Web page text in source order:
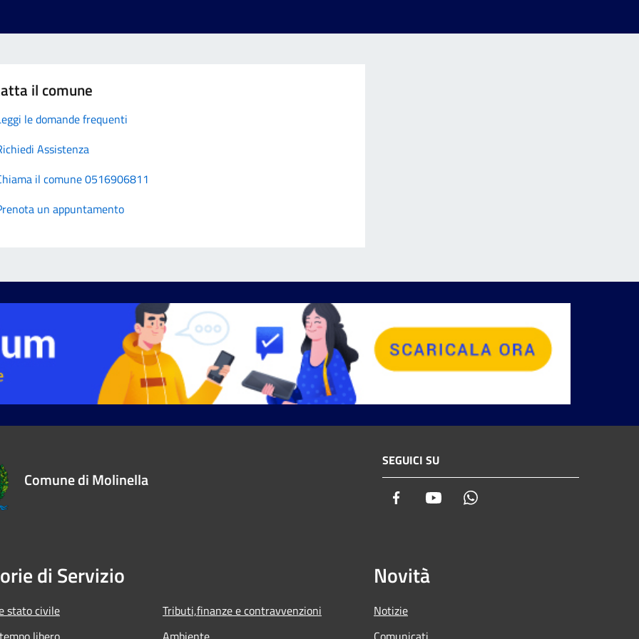
il comune
le domande frequenti
Assistenza
il comune 0516906811
un appuntamento
Comune di Molinella
SEGUICI SU
Facebook Youtube
di Servizio
stato civile
Tributi,finanze e contravvenzioni
Novità
Notizie